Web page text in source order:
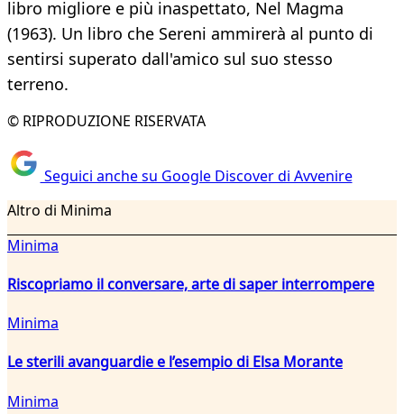
libro migliore e più inaspettato, Nel Magma
(1963). Un libro che Sereni ammirerà al punto di
sentirsi superato dall'amico sul suo stesso
terreno.
© RIPRODUZIONE RISERVATA
Seguici anche su Google Discover di Avvenire
Altro di Minima
Minima
Riscopriamo il conversare, arte di saper interrompere
Minima
Le sterili avanguardie e l’esempio di Elsa Morante
Minima